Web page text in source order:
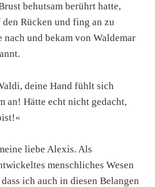
behutsam berührt hatte,
Rücken und fing an zu
und bekam von Waldemar
deine Hand fühlt sich
an! Hätte echt nicht gedacht,
liebe Alexis. Als
menschliches Wesen
ich auch in diesen Belangen